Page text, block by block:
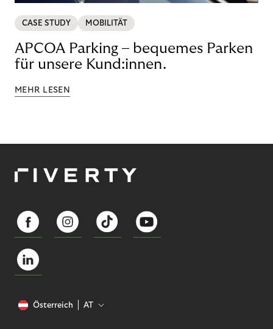
CASE STUDY MOBILITÄT
APCOA Parking – bequemes Parken
für unsere Kund:innen.
MEHR LESEN
Österreich AT